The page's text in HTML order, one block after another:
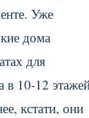
Уже
дома
для
10-12
кстати, они